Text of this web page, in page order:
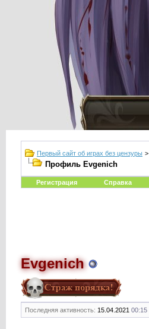
Первый сайт об играх без цензуры >
Профиль Evgenich
Регистрация Справка
Evgenich
Последняя активность: 15.04.2021 00:15